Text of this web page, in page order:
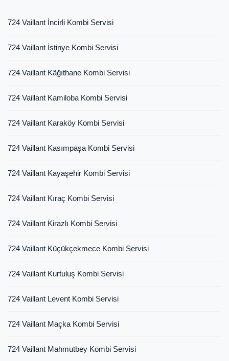
724 Vaillant İncirli Kombi Servisi
724 Vaillant İstinye Kombi Servisi
724 Vaillant Kâğıthane Kombi Servisi
724 Vaillant Kamiloba Kombi Servisi
724 Vaillant Karaköy Kombi Servisi
724 Vaillant Kasımpaşa Kombi Servisi
724 Vaillant Kayaşehir Kombi Servisi
724 Vaillant Kıraç Kombi Servisi
724 Vaillant Kirazlı Kombi Servisi
724 Vaillant Küçükçekmece Kombi Servisi
724 Vaillant Kurtuluş Kombi Servisi
724 Vaillant Levent Kombi Servisi
724 Vaillant Maçka Kombi Servisi
724 Vaillant Mahmutbey Kombi Servisi